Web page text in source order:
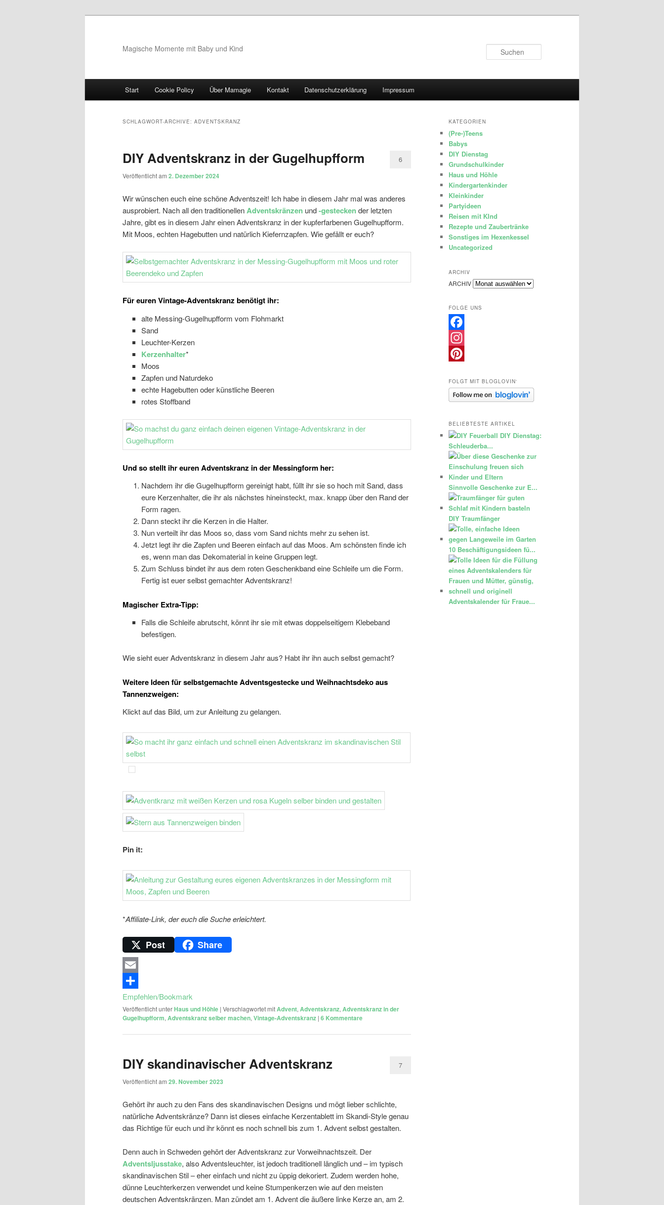
Magische Momente mit Baby und Kind
Zum Inhalt wechseln
Zum sekundären Inhalt wechseln
Start Cookie Policy Über Mamagie Kontakt Datenschutzerklärung Impressum
SCHLAGWORT-ARCHIVE: ADVENTSKRANZ
DIY Adventskranz in der Gugelhupfform
Veröffentlicht am 2. Dezember 2024
6
Wir wünschen euch eine schöne Adventszeit! Ich habe in diesem Jahr mal was anderes
ausprobiert. Nach all den traditionellenAdventskränzen und-gesteckender letzten
Jahre, gibt es in diesem Jahr einen Adventskranz in der kupferfarbenen Gugelhupfform.
Mit Moos, echten Hagebutten und natürlich Kiefernzapfen. Wie gefällt er euch?
Für euren Vintage-Adventskranz benötigt ihr:
alte Messing-Gugelhupfform vom Flohmarkt
Sand
Leuchter-Kerzen
Kerzenhalter*
Moos
Zapfen und Naturdeko
echte Hagebutten oder künstliche Beeren
rotes Stoffband
Und so stellt ihr euren Adventskranz in der Messingform her:
Nachdem ihr die Gugelhupfform gereinigt habt, füllt ihr sie so hoch mit Sand, dass
eure Kerzenhalter, die ihr als nächstes hineinsteckt, max. knapp über den Rand der
Form ragen.
Dann steckt ihr die Kerzen in die Halter.
Nun verteilt ihr das Moos so, dass vom Sand nichts mehr zu sehen ist.
Jetzt legt ihr die Zapfen und Beeren einfach auf das Moos. Am schönsten finde ich
es, wenn man das Dekomaterial in keine Gruppen legt.
Zum Schluss bindet ihr aus dem roten Geschenkband eine Schleife um die Form.
Fertig ist euer selbst gemachter Adventskranz!
Magischer Extra-Tipp:
Falls die Schleife abrutscht, könnt ihr sie mit etwas doppelseitigem Klebeband
befestigen.
Wie sieht euer Adventskranz in diesem Jahr aus? Habt ihr ihn auch selbst gemacht?
Weitere Ideen für selbstgemachte Adventsgestecke und Weihnachtsdeko aus
Tannenzweigen:
Klickt auf das Bild, um zur Anleitung zu gelangen.
Pin it:
*Affiliate-Link, der euch die Suche erleichtert.
Post Share
Email
Empfehlen/Bookmark
Veröffentlicht unterHaus und Höhle | Verschlagwortet mitAdvent, Adventskranz, Adventskranz in der
Gugelhupfform, Adventskranz selber machen, Vintage-Adventskranz | 6 Kommentare
DIY skandinavischer Adventskranz
Veröffentlicht am 29. November 2023
7
Gehört ihr auch zu den Fans des skandinavischen Designs und mögt lieber schlichte,
natürliche Adventskränze? Dann ist dieses einfache Kerzentablett im Skandi-Style genau
das Richtige für euch und ihr könnt es noch schnell bis zum 1. Advent selbst gestalten.
Denn auch in Schweden gehört der Adventskranz zur Vorweihnachtszeit. Der
Adventsljusstake, also Adventsleuchter, ist jedoch traditionell länglich und – im typisch
skandinavischen Stil – eher einfach und nicht zu üppig dekoriert. Zudem werden hohe,
dünne Leuchterkerzen verwendet und keine Stumpenkerzen wie auf den meisten
deutschen Adventskränzen. Man zündet am 1. Advent die äußere linke Kerze an, am 2.
KATEGORIEN
(Pre-)Teens
Babys
DIY Dienstag
Grundschulkinder
Haus und Höhle
Kindergartenkinder
Kleinkinder
Partyideen
Reisen mit KInd
Rezepte und Zaubertränke
Sonstiges im Hexenkessel
Uncategorized
ARCHIV
ARCHIV
FOLGE UNS
Facebook
Instagram
FOLGT MIT BLOGLOVIN‘
BELIEBTESTE ARTIKEL
DIY Dienstag:
Schleuderba...
Sinnvolle Geschenke zur E...
DIY Traumfänger
10 Beschäftigungsideen fü...
Adventskalender für Fraue...